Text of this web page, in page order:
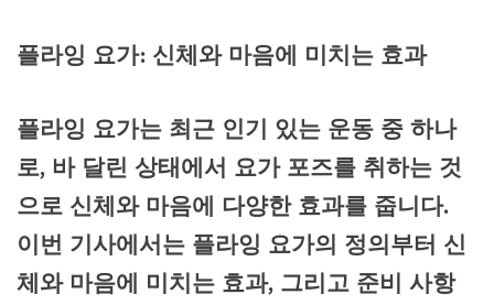
플라잉 요가: 신체와 마음에 미치는 효과
플라잉 요가는 최근 인기 있는 운동 중 하나
로, 바 달린 상태에서 요가 포즈를 취하는 것
으로 신체와 마음에 다양한 효과를 줍니다.
이번 기사에서는 플라잉 요가의 정의부터 신
체와 마음에 미치는 효과, 그리고 준비 사항